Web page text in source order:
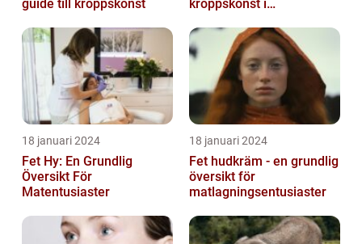
guide till kroppskonst
kroppskonst i
18 januari 2024
Fet Hy: En Grundlig
Översikt För
Matentusiaster
18 januari 2024
Fet hudkräm - en grundlig
översikt för
matlagningsentusiaster